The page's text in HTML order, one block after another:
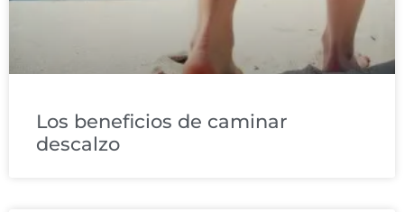
Los beneficios de caminar
descalzo